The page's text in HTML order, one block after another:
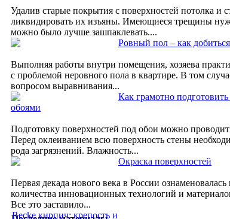
Удалив старые покрытия с поверхностей потолка и
ликвидировать их изъяны. Имеющиеся трещины
можно было лучше зашпаклевать....
Ровный пол – как
Выполняя работы внутри помещения, хозяева
с проблемой неровного пола в квартире. В том
вопросом выравнивания...
Как грамотно
обоями
Подготовку поверхностей под обои можно
Перед оклеиванием всю поверхность стены
рода загрязнений. Влажность...
Окраска поверхностей
Первая декада нового века в России
количества инновационных технологий и
Все это заставило...
Recke кирпич: крепость и